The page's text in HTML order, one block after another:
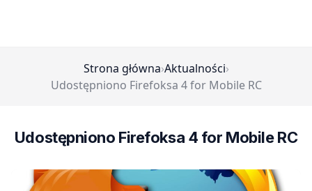
Strona główna›Aktualności›
Udostępniono Firefoksa 4 for Mobile RC
Udostępniono Firefoksa 4 for Mobile RC